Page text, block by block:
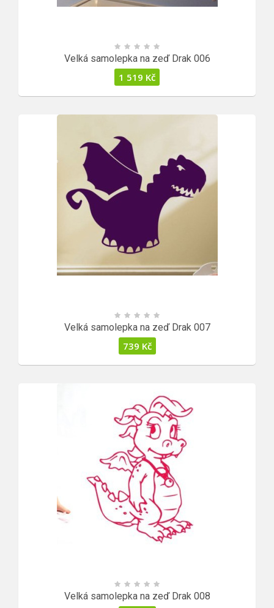
Velká samolepka na zeď Drak 006
1 519 Kč
Velká samolepka na zeď Drak 007
739 Kč
Velká samolepka na zeď Drak 008